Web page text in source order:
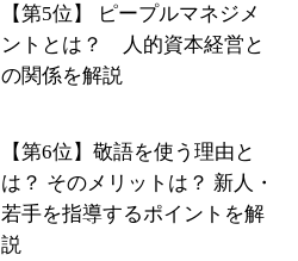
【第5位】 ピープルマネジメ
ントとは？ 人的資本経営と
の関係を解説
【第6位】敬語を使う理由と
は？ そのメリットは？ 新人・
若手を指導するポイントを解
説